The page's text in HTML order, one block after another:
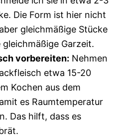
Die Form ist hier nicht
gleichmäßige Stücke
Garzeit.
vorbereiten: Nehmen
etwa 15-20
Kochen aus dem
es Raumtemperatur
Das hilft, dass es